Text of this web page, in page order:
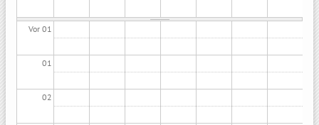
Vor 01
01
02